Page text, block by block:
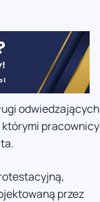
odwiedzających
którymi pracownicy
przez